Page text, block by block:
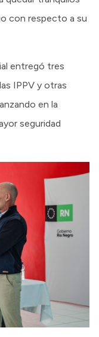
con respecto a su
entregó tres
IPPV y otras
en la
seguridad